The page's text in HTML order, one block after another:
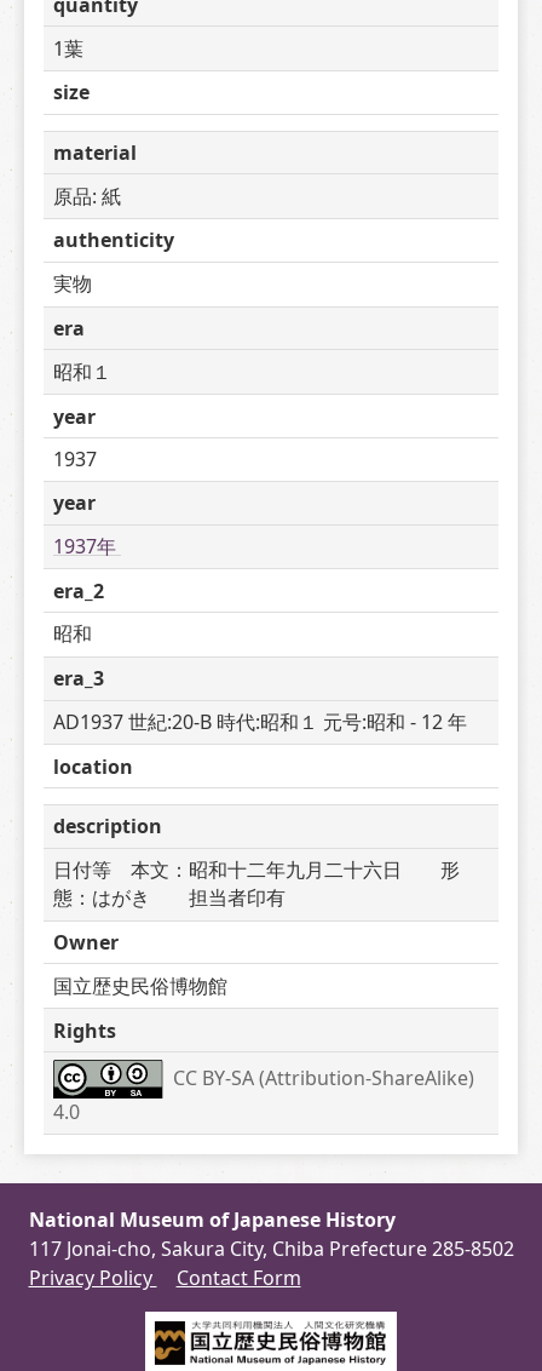
1葉
size
material
原品: 紙
authenticity
実物
era
昭和１
year
1937
year
1937年
era_2
昭和
era_3
AD1937 世紀:20-B 時代:昭和１ 元号:昭和 - 12 年
location
description
日付等　本文：昭和十二年九月二十六日　　形
態：はがき　　担当者印有
Owner
国立歴史民俗博物館
Rights
CC BY-SA (Attribution-ShareAlike)
4.0
National Museum of Japanese History
117 Jonai-cho, Sakura City, Chiba Prefecture 285-8502
Privacy Policy
Contact Form